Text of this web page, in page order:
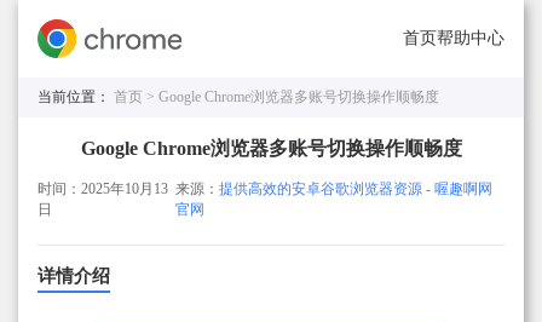
首页帮助中心
当前位置： 首页 > Google Chrome浏览器多账号切换操作顺畅度
Google Chrome浏览器多账号切换操作顺畅度
时间：2025年10月13
日
来源：提供高效的安卓谷歌浏览器资源 - 喔趣啊网
官网
详情介绍